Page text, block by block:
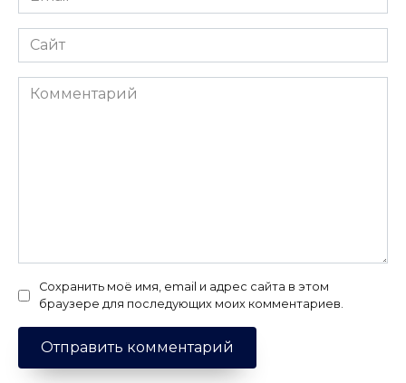
*
Сайт
Комментарий
Сохранить моё имя, email и адрес сайта в этом
браузере для последующих моих комментариев.